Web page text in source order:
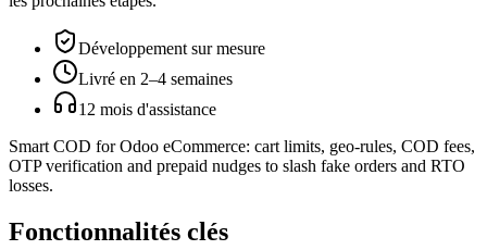
Développement sur mesure
Livré en 2–4 semaines
12 mois d'assistance
Smart COD for Odoo eCommerce: cart limits, geo-rules, COD fees,
OTP verification and prepaid nudges to slash fake orders and RTO
losses.
Fonctionnalités clés